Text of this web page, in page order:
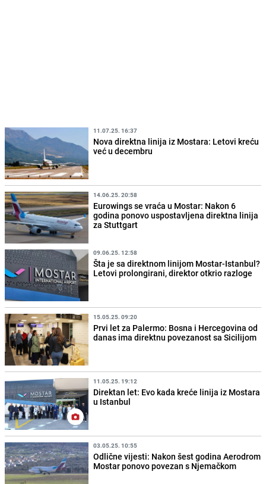
11.07.25. 16:37
Nova direktna linija iz Mostara: Letovi kreću
već u decembru
14.06.25. 20:58
Eurowings se vraća u Mostar: Nakon 6
godina ponovo uspostavljena direktna linija
za Stuttgart
09.06.25. 12:58
Šta je sa direktnom linijom Mostar-Istanbul?
Letovi prolongirani, direktor otkrio razloge
15.05.25. 09:20
Prvi let za Palermo: Bosna i Hercegovina od
danas ima direktnu povezanost sa Sicilijom
11.05.25. 19:12
Direktan let: Evo kada kreće linija iz Mostara
u Istanbul
03.05.25. 10:55
Odlične vijesti: Nakon šest godina Aerodrom
Mostar ponovo povezan s Njemačkom